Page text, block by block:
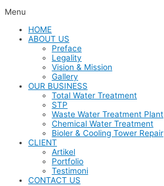
Menu
HOME
ABOUT US
Preface
Legality
Vision & Mission
Gallery
OUR BUSINESS
Total Water Treatment
STP
Waste Water Treatment Plant
Chemical Water Treatment
Bioler & Cooling Tower Repair
CLIENT
Artikel
Portfolio
Testimoni
CONTACT US